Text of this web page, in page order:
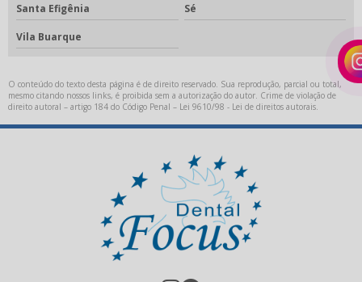
Kit acadêmico para odontologia
Limas endodônticas
Metal para fundição
Metal para ppr
Oxido de alumínio uso odontológico
Pastilha para cerâmica prensada
Placa fotopolimerizável
Santa Efigênia Sé
Vila Buarque
O conteúdo do texto desta página é de direito reservado. Sua reprodução, parcial ou total,
mesmo citando nossos links, é proibida sem a autorização do autor. Crime de violação de
direito autoral – artigo 184 do Código Penal – Lei 9610/98 - Lei de direitos autorais.